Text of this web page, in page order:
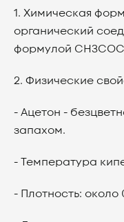
1. Химическая
органический
формулой
2. Физические
- Ацетон -
запахом.
- Температура
- Плотность: около